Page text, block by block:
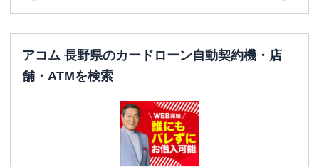
アコム 長野県のカードローン自動契約機・店
舗・ATMを検索